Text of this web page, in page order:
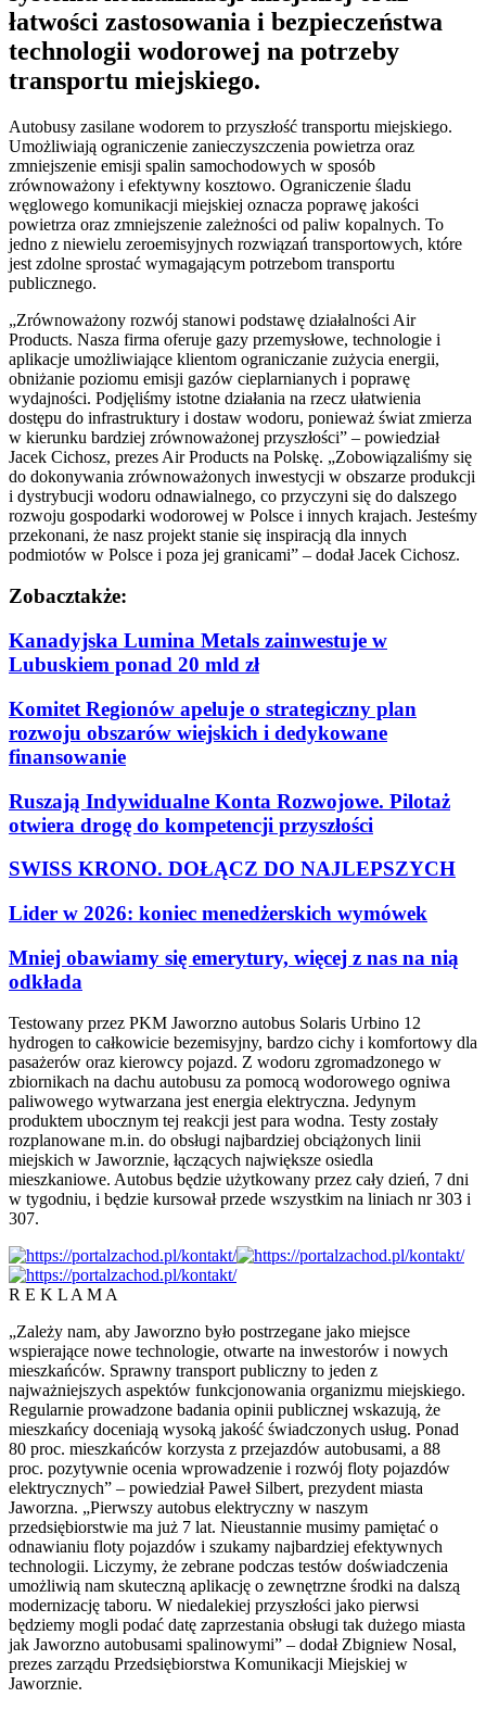
łatwości zastosowania i bezpieczeństwa
technologii wodorowej na potrzeby
transportu miejskiego.
Autobusy zasilane wodorem to przyszłość transportu miejskiego.
Umożliwiają ograniczenie zanieczyszczenia powietrza oraz
zmniejszenie emisji spalin samochodowych w sposób
zrównoważony i efektywny kosztowo. Ograniczenie śladu
węglowego komunikacji miejskiej oznacza poprawę jakości
powietrza oraz zmniejszenie zależności od paliw kopalnych. To
jedno z niewielu zeroemisyjnych rozwiązań transportowych, które
jest zdolne sprostać wymagającym potrzebom transportu
publicznego.
„Zrównoważony rozwój stanowi podstawę działalności Air
Products. Nasza firma oferuje gazy przemysłowe, technologie i
aplikacje umożliwiające klientom ograniczanie zużycia energii,
obniżanie poziomu emisji gazów cieplarnianych i poprawę
wydajności. Podjęliśmy istotne działania na rzecz ułatwienia
dostępu do infrastruktury i dostaw wodoru, ponieważ świat zmierza
w kierunku bardziej zrównoważonej przyszłości” – powiedział
Jacek Cichosz, prezes Air Products na Polskę. „Zobowiązaliśmy się
do dokonywania zrównoważonych inwestycji w obszarze produkcji
i dystrybucji wodoru odnawialnego, co przyczyni się do dalszego
rozwoju gospodarki wodorowej w Polsce i innych krajach. Jesteśmy
przekonani, że nasz projekt stanie się inspiracją dla innych
podmiotów w Polsce i poza jej granicami” – dodał Jacek Cichosz.
Zobacztakże:
Kanadyjska Lumina Metals zainwestuje w
Lubuskiem ponad 20 mld zł
Komitet Regionów apeluje o strategiczny plan
rozwoju obszarów wiejskich i dedykowane
finansowanie
Ruszają Indywidualne Konta Rozwojowe. Pilotaż
otwiera drogę do kompetencji przyszłości
SWISS KRONO. DOŁĄCZ DO NAJLEPSZYCH
Lider w 2026: koniec menedżerskich wymówek
Mniej obawiamy się emerytury, więcej z nas na nią
odkłada
Testowany przez PKM Jaworzno autobus Solaris Urbino 12
hydrogen to całkowicie bezemisyjny, bardzo cichy i komfortowy dla
pasażerów oraz kierowcy pojazd. Z wodoru zgromadzonego w
zbiornikach na dachu autobusu za pomocą wodorowego ogniwa
paliwowego wytwarzana jest energia elektryczna. Jedynym
produktem ubocznym tej reakcji jest para wodna. Testy zostały
rozplanowane m.in. do obsługi najbardziej obciążonych linii
miejskich w Jaworznie, łączących największe osiedla
mieszkaniowe. Autobus będzie użytkowany przez cały dzień, 7 dni
w tygodniu, i będzie kursował przede wszystkim na liniach nr 303 i
307.
R E K L A M A
„Zależy nam, aby Jaworzno było postrzegane jako miejsce
wspierające nowe technologie, otwarte na inwestorów i nowych
mieszkańców. Sprawny transport publiczny to jeden z
najważniejszych aspektów funkcjonowania organizmu miejskiego.
Regularnie prowadzone badania opinii publicznej wskazują, że
mieszkańcy doceniają wysoką jakość świadczonych usług. Ponad
80 proc. mieszkańców korzysta z przejazdów autobusami, a 88
proc. pozytywnie ocenia wprowadzenie i rozwój floty pojazdów
elektrycznych” – powiedział Paweł Silbert, prezydent miasta
Jaworzna. „Pierwszy autobus elektryczny w naszym
przedsiębiorstwie ma już 7 lat. Nieustannie musimy pamiętać o
odnawianiu floty pojazdów i szukamy najbardziej efektywnych
technologii. Liczymy, że zebrane podczas testów doświadczenia
umożliwią nam skuteczną aplikację o zewnętrzne środki na dalszą
modernizację taboru. W niedalekiej przyszłości jako pierwsi
będziemy mogli podać datę zaprzestania obsługi tak dużego miasta
jak Jaworzno autobusami spalinowymi” – dodał Zbigniew Nosal,
prezes zarządu Przedsiębiorstwa Komunikacji Miejskiej w
Jaworznie.